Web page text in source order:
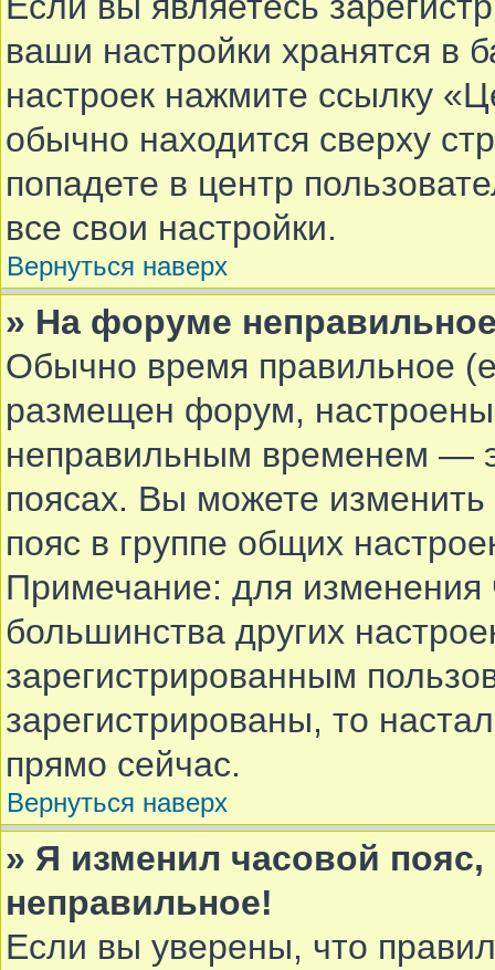
ваши настройки хранятся в
настроек нажмите ссылку
обычно находится сверху
попадете в центр
все свои настройки.
Вернуться наверх
» На форуме
Обычно время правильное
размещен форум,
неправильным временем —
поясах. Вы можете
пояс в группе общих
Примечание: для изменения
большинства других
зарегистрированным
зарегистрированы, то
прямо сейчас.
Вернуться наверх
» Я изменил часовой
неправильное!
Если вы уверены, что